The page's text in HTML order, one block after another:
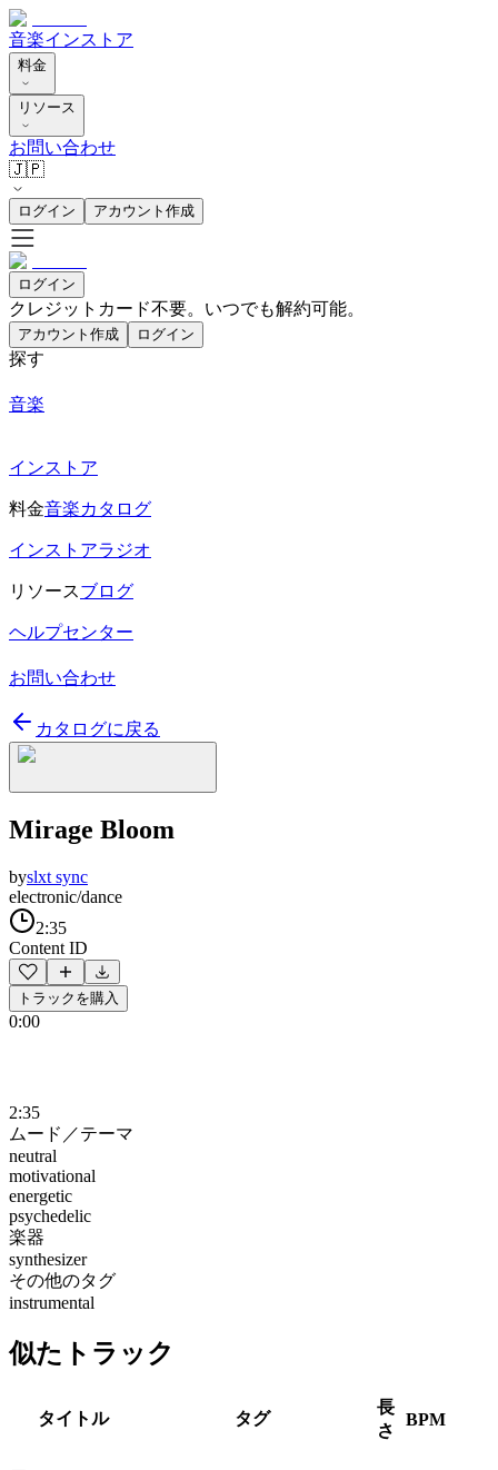
音楽インストア
料金
リソース
お問い合わせ
🇯🇵
ログイン アカウント作成
ログイン
クレジットカード不要。いつでも解約可能。
アカウント作成 ログイン
探す
音楽
インストア
料金音楽カタログ
インストアラジオ
リソースブログ
ヘルプセンター
お問い合わせ
カタログに戻る
Mirage Bloom
byslxt sync
electronic/dance
2:35
Content ID
トラックを購入
0:00
2:35
ムード／テーマ
neutral
motivational
energetic
psychedelic
楽器
synthesizer
その他のタグ
instrumental
似たトラック
タイトル タグ
長
さ
BPM